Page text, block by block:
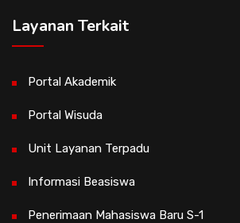
Layanan Terkait
Portal Akademik
Portal Wisuda
Unit Layanan Terpadu
Informasi Beasiswa
Penerimaan Mahasiswa Baru S-1